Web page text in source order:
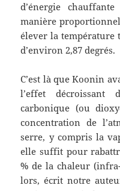
d’énergie
manière
élever la température
d’environ 2,87 degrés.
C’est là que Koonin
l’effet décroissant
carbonique (ou
concentration de
serre, y compris la
elle suffit pour
% de la chaleur
lors, écrit notre